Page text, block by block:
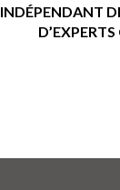
INDÉPENDANT